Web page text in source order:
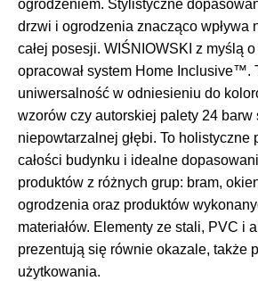
ogrodzeniem. Stylistyczne
drzwi i ogrodzenia znacząco wpływa
całej posesji. WIŚNIOWSKI z myślą
opracował system Home Inclusive™.
uniwersalność w odniesieniu do
wzorów czy autorskiej palety 24 barw
niepowtarzalnej głębi. To holistyczne
całości budynku i idealne
produktów z różnych grup: bram,
ogrodzenia oraz produktów
materiałów. Elementy ze stali, PVC i
prezentują się równie okazale, także
użytkowania.